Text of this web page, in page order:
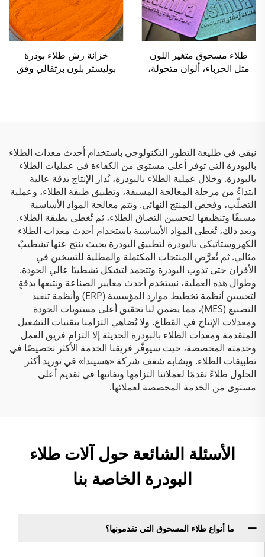
طلاء مسحوق متغير اللون
مثل الحرباء، ألوان متحولة،
خزانة رش طلاء بودرة
بوليستر بلون برتقالي وفق
نبقى في طليعة التطور التكنولوجي باستخدام أحدث معدات الطلاء
بالبودرة التي توفر أعلى مستوى من الكفاءة في عمليات الطلاء
بالبودرة. وخلال عملية الطلاء بالبودرة، نُدار الإنتاج بدقة عالية
ابتداءً من مرحلة المعالجة المسبقة، وتطبيق طبقة الطلاء، وعملية
التصلّب، وفحص المنتج النهائي. وتتم معالجة المواد الأساسية
مسبقًا وتنظيفها لتحسين التصاق الطلاء، ثم تُغطى بطبقة الطلاء.
وبعد ذلك، تُغطى المواد الأساسية باستخدام أحدث معدات الطلاء
الكهروستاتيكي بالبودرة لتطبيق البودرة بحيث ينتج عنها تشطيبٌ
مثالي. ثم تُعرَّض المنتجات المكتملة والمطلية للتسخين في
الأفران حتى تذوب البودرة وتتجمد لتشكل تشطيبًا عالي الجودة.
وطوال هذه العملية، نستخدم أحدث معايير الصناعة ونتبعها بدقةٍ
لتحسين أنظمة تخطيط موارد المؤسسة (ERP) وأنظمة تنفيذ
التصنيع (MES)، مما يضمن لنا تحقيق أعلى مستويات الجودة
ومعدلات الإنتاج في القطاع. ولا يُضاهي التزامنا بتقنيات التشغيل
المتقدمة ومعدات الطلاء بالبودرة الحديثة إلا التزام فريق العمل
وخدمته المخصصة، حيث سيوفّر فريقنا الخدمة الأكثر تخصيصًا في
تطبيقات الطلاء. ويشابه شغف شركة «هسيندا» في توريد أكثر
الحلول طلاءً تقدمًا لعملائنا التزامها وتفانيها في تقديم أعلى
مستوى من الخدمة المخصصة لعملائها.
الأسئلة الشائعة حول آلات طلاء
البودرة الخاصة بنا
ما أنواع طلاء المسحوق التي تقدمونها؟